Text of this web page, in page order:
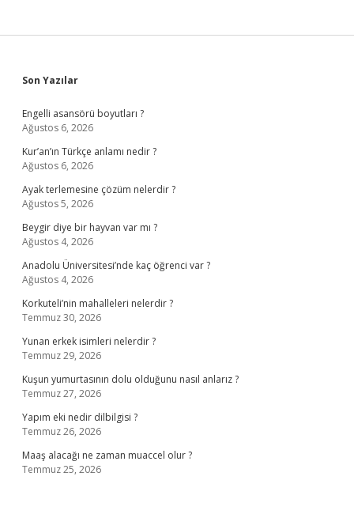
Sidebar
Son Yazılar
Engelli asansörü boyutları ?
Ağustos 6, 2026
Kur’an’ın Türkçe anlamı nedir ?
Ağustos 6, 2026
Ayak terlemesine çözüm nelerdir ?
Ağustos 5, 2026
Beygir diye bir hayvan var mı ?
Ağustos 4, 2026
Anadolu Üniversitesi’nde kaç öğrenci var ?
Ağustos 4, 2026
Korkuteli’nin mahalleleri nelerdir ?
Temmuz 30, 2026
Yunan erkek isimleri nelerdir ?
Temmuz 29, 2026
Kuşun yumurtasının dolu olduğunu nasıl anlarız ?
Temmuz 27, 2026
Yapım eki nedir dilbilgisi ?
Temmuz 26, 2026
Maaş alacağı ne zaman muaccel olur ?
Temmuz 25, 2026